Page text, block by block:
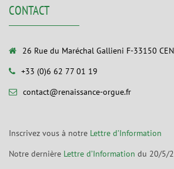
CONTACT
26 Rue du Maréchal Gallieni F-33150
+33 (0)6 62 77 01 19
contact@renaissance-orgue.fr
Inscrivez vous à notre Lettre d’Information
Notre dernière Lettre d’Information du 20/5/